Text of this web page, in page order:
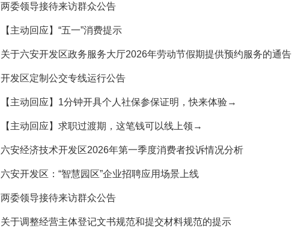
两委领导接待来访群众公告
【主动回应】“五一”消费提示
关于六安开发区政务服务大厅2026年劳动节假期提供预约服务的通告
开发区定制公交专线运行公告
【主动回应】1分钟开具个人社保参保证明，快来体验→
【主动回应】求职过渡期，这笔钱可以线上领→
六安经济技术开发区2026年第一季度消费者投诉情况分析
六安开发区：“智慧园区”企业招聘应用场景上线
两委领导接待来访群众公告
关于调整经营主体登记文书规范和提交材料规范的提示